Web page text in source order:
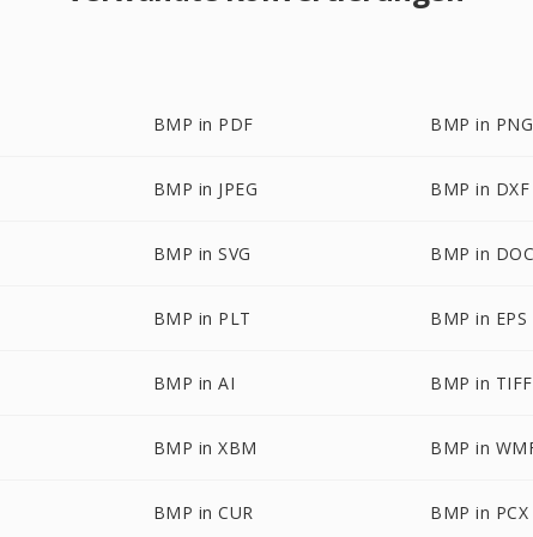
BMP in PDF BMP in PNG
BMP in JPEG BMP in DXF
BMP in SVG BMP in
BMP in PLT BMP in EPS
BMP in AI BMP in TIFF
BMP in XBM BMP in
BMP in CUR BMP in PCX